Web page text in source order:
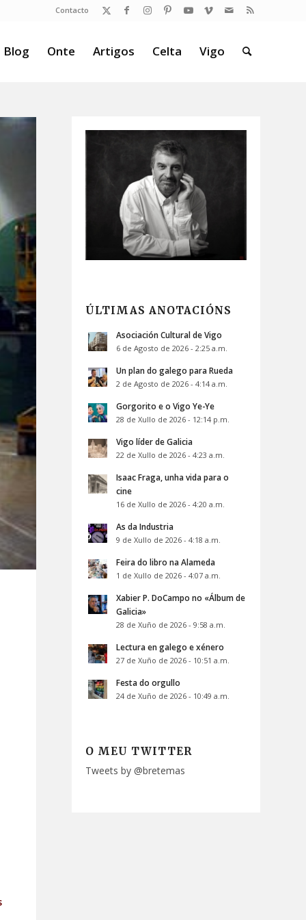
Contacto
Blog Onte Artigos Celta Vigo
ÚLTIMAS ANOTACIÓNS
Asociación Cultural de Vigo
6 de Agosto de 2026 - 2:25 a.m.
Un plan do galego para Rueda
2 de Agosto de 2026 - 4:14 a.m.
Gorgorito e o Vigo Ye-Ye
28 de Xullo de 2026 - 12:14 p.m.
Vigo líder de Galicia
22 de Xullo de 2026 - 4:23 a.m.
Isaac Fraga, unha vida para o
cine
16 de Xullo de 2026 - 4:20 a.m.
As da Industria
9 de Xullo de 2026 - 4:18 a.m.
Feira do libro na Alameda
1 de Xullo de 2026 - 4:07 a.m.
Xabier P. DoCampo no «Álbum de
Galicia»
28 de Xuño de 2026 - 9:58 a.m.
Lectura en galego e xénero
27 de Xuño de 2026 - 10:51 a.m.
Festa do orgullo
24 de Xuño de 2026 - 10:49 a.m.
O MEU TWITTER
Tweets by @bretemas